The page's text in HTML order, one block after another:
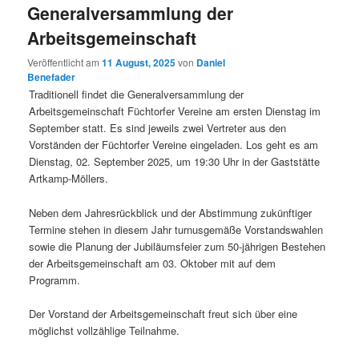
Generalversammlung der
Arbeitsgemeinschaft
Veröffentlicht am11 August, 2025von Daniel
Benefader
Traditionell findet die Generalversammlung der
Arbeitsgemeinschaft Füchtorfer Vereine am ersten Dienstag im
September statt. Es sind jeweils zwei Vertreter aus den
Vorständen der Füchtorfer Vereine eingeladen. Los geht es am
Dienstag, 02. September 2025, um 19:30 Uhr in der Gaststätte
Artkamp-Möllers.
Neben dem Jahresrückblick und der Abstimmung zukünftiger
Termine stehen in diesem Jahr turnusgemäße Vorstandswahlen
sowie die Planung der Jubiläumsfeier zum 50-jährigen Bestehen
der Arbeitsgemeinschaft am 03. Oktober mit auf dem
Programm.
Der Vorstand der Arbeitsgemeinschaft freut sich über eine
möglichst vollzählige Teilnahme.